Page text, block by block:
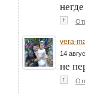
↑
vera-
14
не
↑